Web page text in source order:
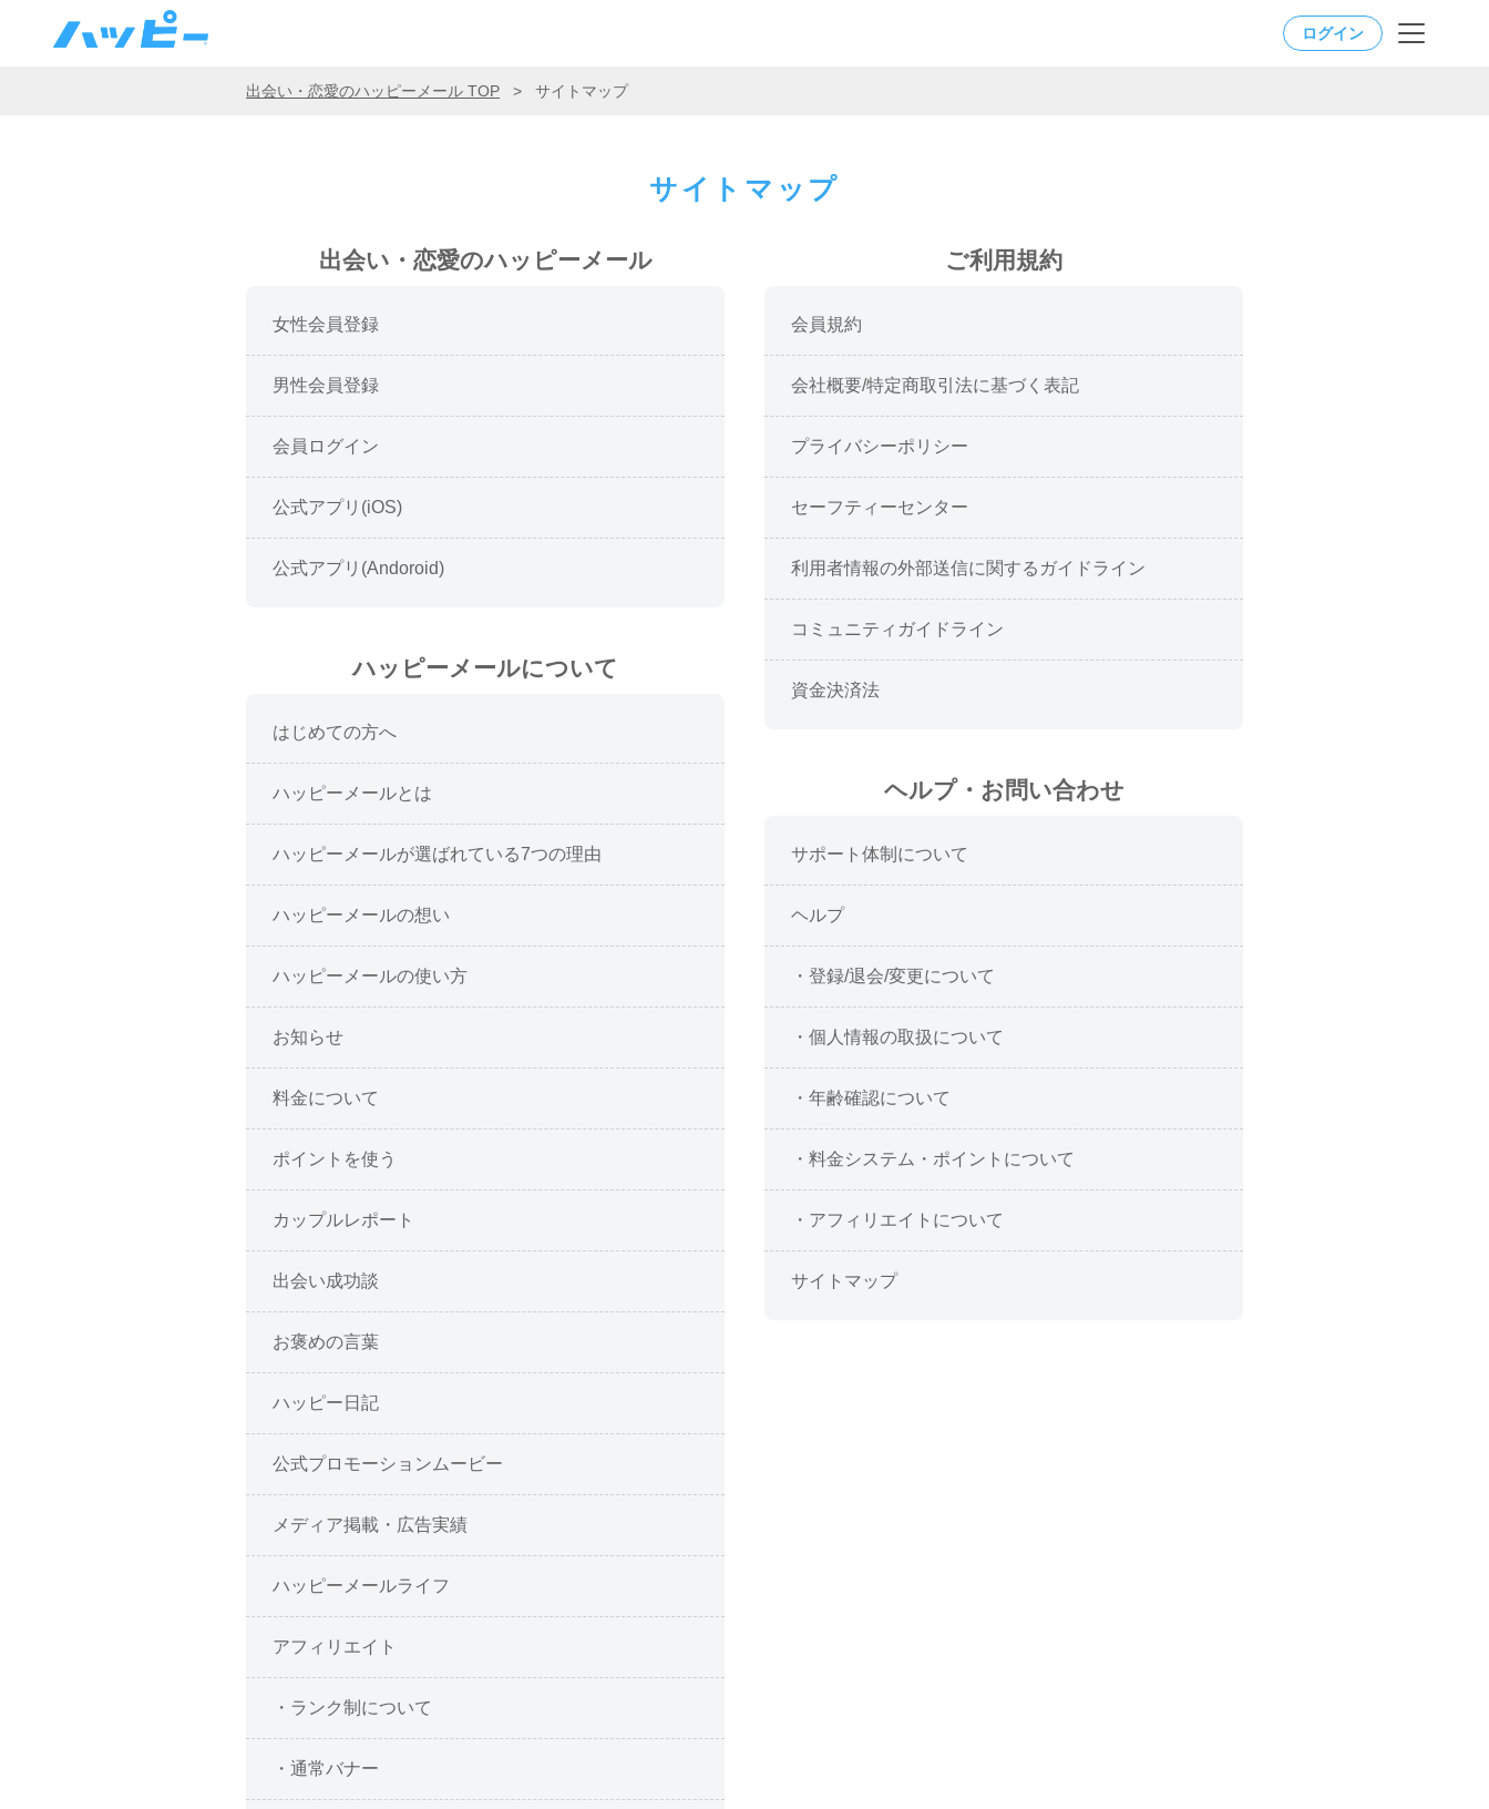
ログイン
出会い・恋愛のハッピーメール TOP > サイトマップ
サイトマップ
出会い・恋愛のハッピーメール
女性会員登録
男性会員登録
会員ログイン
公式アプリ(iOS)
公式アプリ(Andoroid)
ハッピーメールについて
はじめての方へ
ハッピーメールとは
ハッピーメールが選ばれている7つの理由
ハッピーメールの想い
ハッピーメールの使い方
お知らせ
料金について
ポイントを使う
カップルレポート
出会い成功談
お褒めの言葉
ハッピー日記
公式プロモーションムービー
メディア掲載・広告実績
ハッピーメールライフ
アフィリエイト
・ランク制について
・通常バナー
ご利用規約
会員規約
会社概要/特定商取引法に基づく表記
プライバシーポリシー
セーフティーセンター
利用者情報の外部送信に関するガイドライン
コミュニティガイドライン
資金決済法
ヘルプ・お問い合わせ
サポート体制について
ヘルプ
・登録/退会/変更について
・個人情報の取扱について
・年齢確認について
・料金システム・ポイントについて
・アフィリエイトについて
サイトマップ